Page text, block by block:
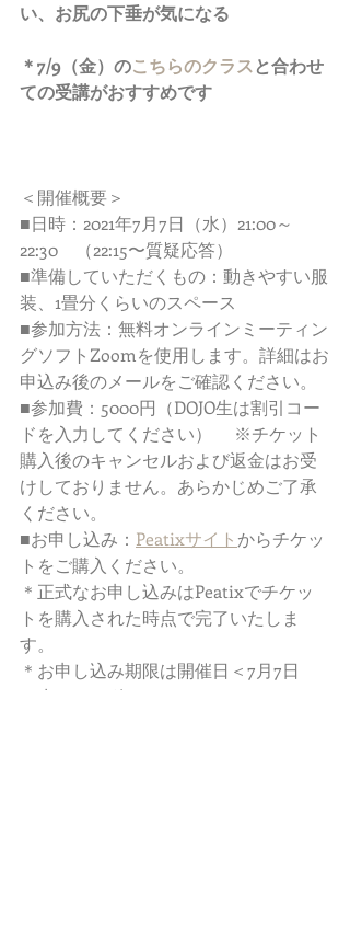
い、お尻の下垂が気になる
＊7/9（金）のこちらのクラスと合わせ
ての受講がおすすめです
＜開催概要＞
■日時：2021年7月7日（水）21:00～
22:30　（22:15〜質疑応答）
■準備していただくもの：動きやすい服
装、1畳分くらいのスペース
■参加方法：無料オンラインミーティン
グソフトZoomを使用します。詳細はお
申込み後のメールをご確認ください。
■参加費：5000円（DOJO生は割引コー
ドを入力してください）　 ※チケット
購入後のキャンセルおよび返金はお受
けしておりません。あらかじめご了承
ください。
■お申し込み： Peatixサイト からチケッ
トをご購入ください。
＊正式なお申し込みはPeatixでチケッ
トを購入された時点で完了いたしま
す。
＊お申し込み期限は開催日＜7月7日
（水）19:00迄＞です。